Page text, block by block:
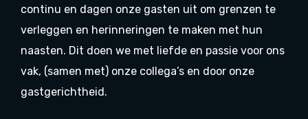
continu en dagen onze gasten uit om grenzen te
verleggen en herinneringen te maken met hun
naasten. Dit doen we met liefde en passie voor ons
vak, (samen met) onze collega’s en door onze
gastgerichtheid.